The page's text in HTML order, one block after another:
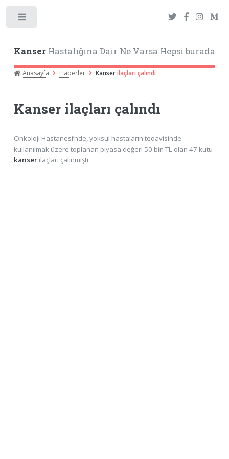
KanserHastalığına Dair Ne Varsa Hepsi burada
Anasayfa Haberler Kanserilaçları çalındı
Kanserilaçları çalındı
Onkoloji Hastanesi’nde, yoksul hastaların tedavisinde
kullanılmak üzere toplanan piyasa değeri 50 bin TL olan 47 kutu
kanserilaçları çalınmıştı.